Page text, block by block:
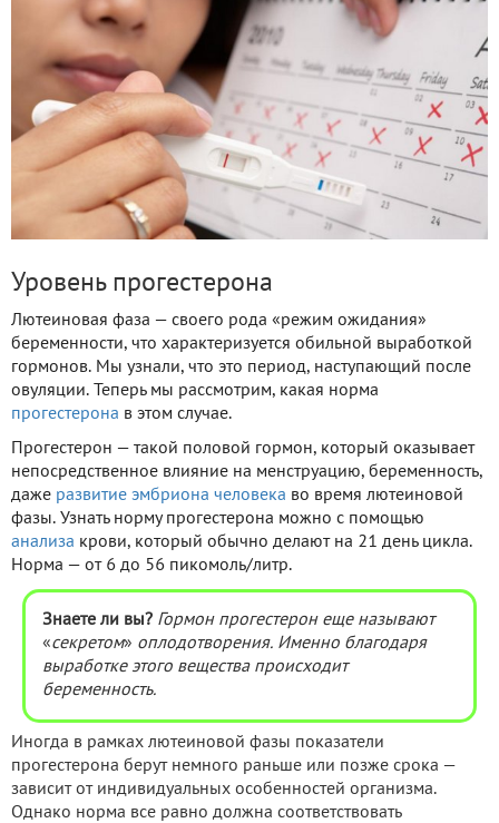
Уровень прогестерона
Лютеиновая фаза — своего рода «режим ожидания»
беременности, что характеризуется обильной выработкой
гормонов. Мы узнали, что это период, наступающий после
овуляции. Теперь мы рассмотрим, какая норма
прогестерона в этом случае.
Прогестерон — такой половой гормон, который оказывает
непосредственное влияние на менструацию, беременность,
даже развитие эмбриона человека во время лютеиновой
фазы. Узнать норму прогестерона можно с помощью
анализа крови, который обычно делают на 21 день цикла.
Норма — от 6 до 56 пикомоль/литр.
Знаете ли вы? Гормон прогестерон еще называют
«секретом» оплодотворения. Именно благодаря
выработке этого вещества происходит
беременность.
Иногда в рамках лютеиновой фазы показатели
прогестерона берут немного раньше или позже срока —
зависит от индивидуальных особенностей организма.
Однако норма все равно должна соответствовать